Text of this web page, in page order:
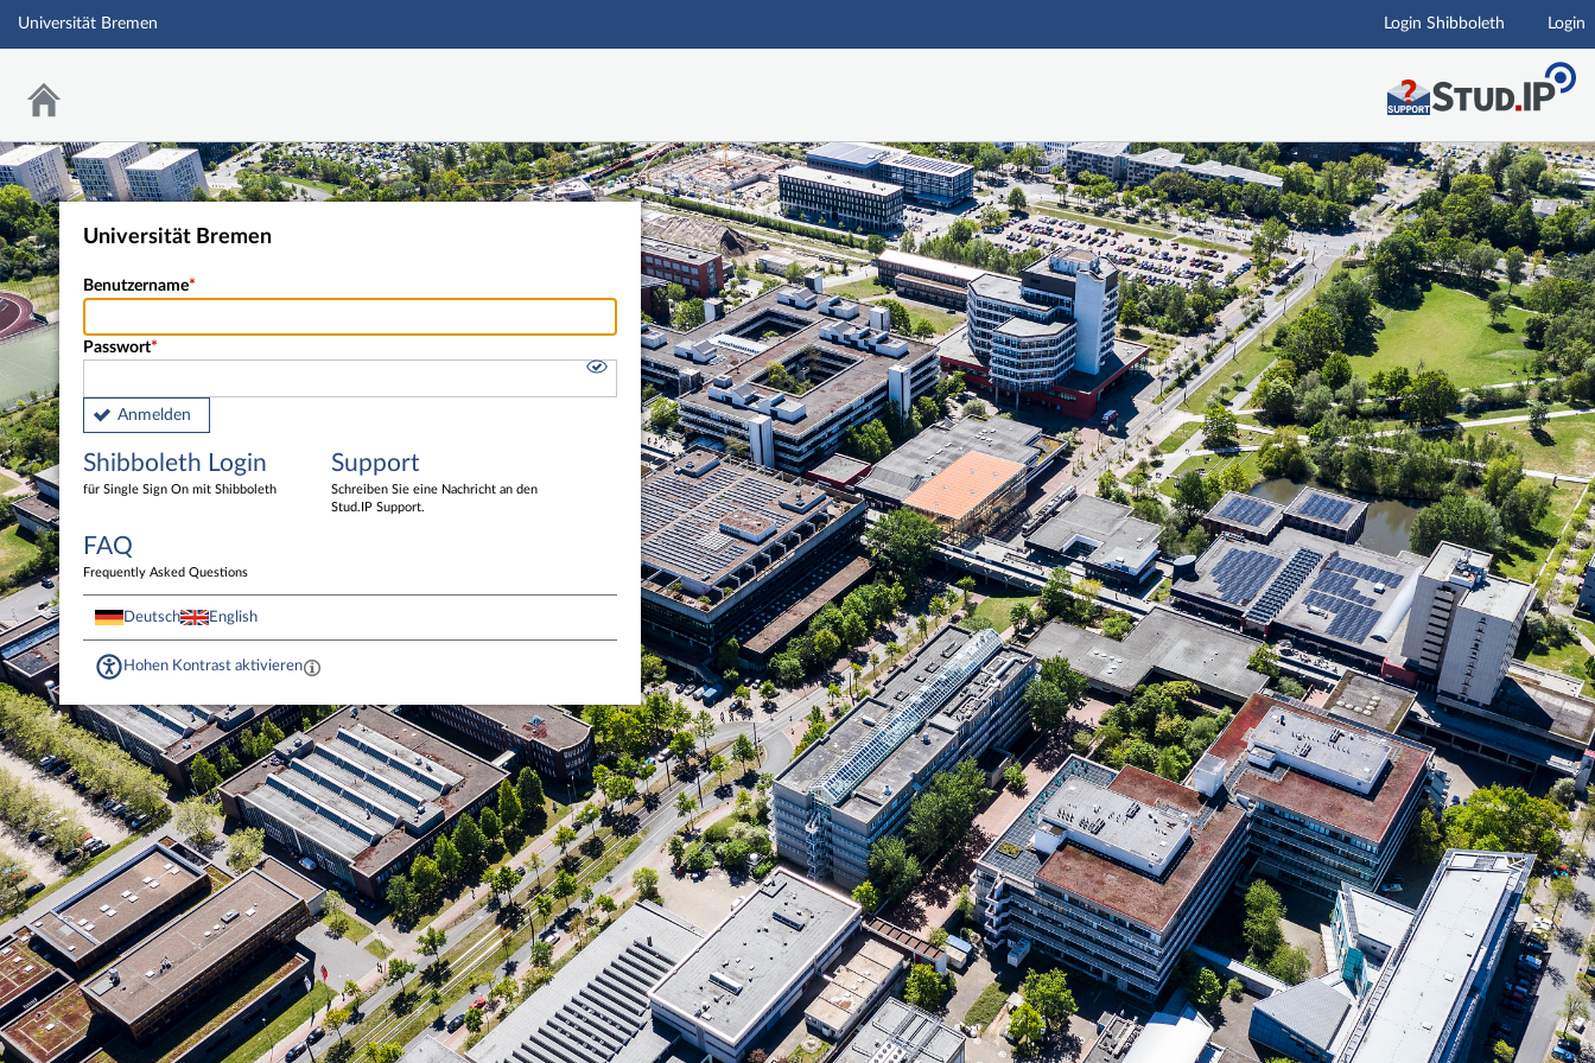
Hauptnavigation
Universität Bremen Login Shibboleth Login
Universität Bremen
Benutzername
Passwort
Anmelden
Shibboleth Login
für Single Sign On mit Shibboleth
Support
Schreiben Sie eine Nachricht an den
Stud.IP Support.
FAQ
Frequently Asked Questions
Deutsch English
Hohen Kontrast aktivieren